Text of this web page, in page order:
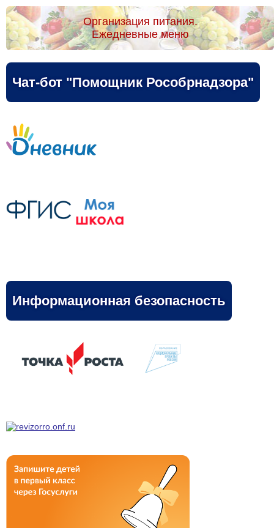
Организация питания.
Ежедневные меню
Чат-бот "Помощник Рособрнадзора"
Информационная безопасность